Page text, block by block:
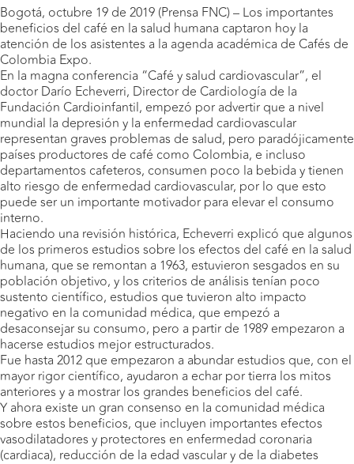
Bogotá, octubre 19 de 2019 (Prensa FNC) – Los importantes
beneficios del café en la salud humana captaron hoy la
atención de los asistentes a la agenda académica de Cafés de
Colombia Expo.
En la magna conferencia “Café y salud cardiovascular”, el
doctor Darío Echeverri, Director de Cardiología de la
Fundación Cardioinfantil, empezó por advertir que a nivel
mundial la depresión y la enfermedad cardiovascular
representan graves problemas de salud, pero paradójicamente
países productores de café como Colombia, e incluso
departamentos cafeteros, consumen poco la bebida y tienen
alto riesgo de enfermedad cardiovascular, por lo que esto
puede ser un importante motivador para elevar el consumo
interno.
Haciendo una revisión histórica, Echeverri explicó que algunos
de los primeros estudios sobre los efectos del café en la salud
humana, que se remontan a 1963, estuvieron sesgados en su
población objetivo, y los criterios de análisis tenían poco
sustento científico, estudios que tuvieron alto impacto
negativo en la comunidad médica, que empezó a
desaconsejar su consumo, pero a partir de 1989 empezaron a
hacerse estudios mejor estructurados.
Fue hasta 2012 que empezaron a abundar estudios que, con el
mayor rigor científico, ayudaron a echar por tierra los mitos
anteriores y a mostrar los grandes beneficios del café.
Y ahora existe un gran consenso en la comunidad médica
sobre estos beneficios, que incluyen importantes efectos
vasodilatadores y protectores en enfermedad coronaria
(cardiaca), reducción de la edad vascular y de la diabetes